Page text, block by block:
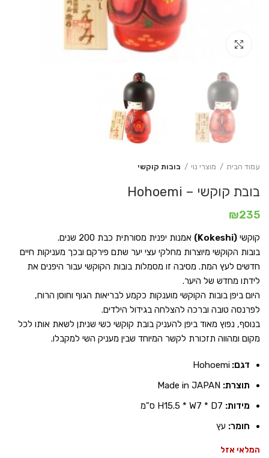
Click to enlarge
עמוד הבית מוצרי נוי בובות קוקשי
בובת קוקשי – Hohoemi
₪235
קוקשי (Kokeshi)
אמנות יפנית מסורתית כבת 200 שנים.
בובות הקוקשי מיוצרות מחלקי עצי יער שתם פירקם ובכך מעניקות חיים
חדשים לעץ המת. מסיבה זו מסמלות בובות הקוקשי עבור היפנים את
לידתו מחדש של היער.
היום ביפן בובות הקוקשי מוענקות כקמע לבריאות הגוף וחוסן הרוח,
לפרנסה טובה וברכה להצלחה בגידול הילדים.
בנוסף, נפוץ מאוד ביפן להעניק בובת קוקשי כשי שניתן לשאת אותו לכל
מקום ומהווה תזכורת לקשר המיוחד שבין מעניק השי למקבלו.
דגם: Hohoemi
תוצרת:
מידות:
חומר: עץ
המלאי אזל